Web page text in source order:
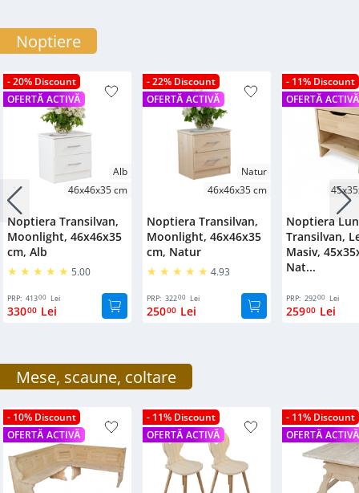
Noptiere
- 20% Discount
OFERTĂ ACTIVĂ
Alb
46x46x35 cm
Noptiera Transilvan,
Moonlight, 46x46x35
cm, Alb
5.00
PRP: 41300 Lei
33000 Lei
- 22% Discount
OFERTĂ ACTIVĂ
Natur
46x46x35 cm
Noptiera Transilvan,
Moonlight, 46x46x35
cm, Natur
4.93
PRP: 32200 Lei
25000 Lei
- 11% Discount
OFERTĂ ACTIVĂ
Noptiera
Transilvan,
Masiv,
Nat...
PRP: 29200 Lei
25900 Lei
Mese, scaune, coltare
- 10% Discount
OFERTĂ ACTIVĂ
- 11% Discount
OFERTĂ ACTIVĂ
- 11% Discount
OFERTĂ ACTIVĂ